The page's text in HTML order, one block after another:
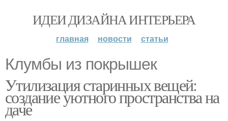
ИДЕИ ДИЗАЙНА ИНТЕРЬЕРА
главная новости статьи
Клумбы из покрышек
Утилизация старинных вещей:
создание уютного пространства на
даче